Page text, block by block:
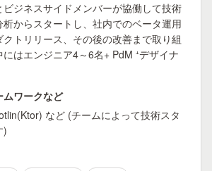
ジネスサイドメンバーが協働して技術
からスタートし、社内でのベータ運用
トリリース、その後の改善まで取り組
はエンジニア4～6名+ PdM ⁺デザイナ
ワークなど
など (チームによって技術スタ
)